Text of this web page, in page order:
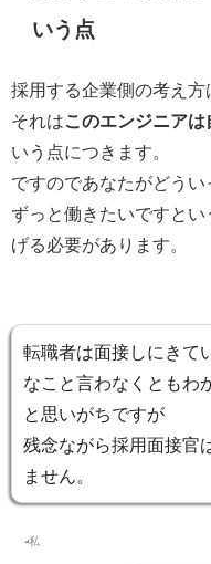
いう点
採用する企業側の考え方
それはこのエンジニア
いう点につきます。
ですのであなたがどう
ずっと働きたいですとい
げる必要があります。
転職者は面接しにきて
なこと言わなくともわ
と思いがちですが
残念ながら採用面接官
ません。